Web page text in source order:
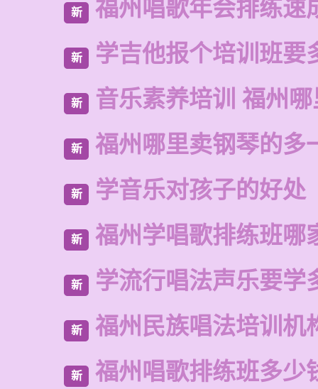
新 福州唱歌年会排练速
新 学吉他报个培训班要
新 音乐素养培训 福州
新 福州哪里卖钢琴的多
新 学音乐对孩子的好处
新 福州学唱歌排练班哪
新 学流行唱法声乐要学
新 福州民族唱法培训机
新 福州唱歌排练班多少